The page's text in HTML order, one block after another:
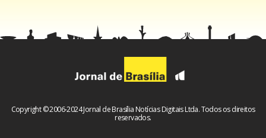
Copyright © 2006-2024 Jornal de Brasília Notícias Digitais Ltda. Todos os direitos
reservados.